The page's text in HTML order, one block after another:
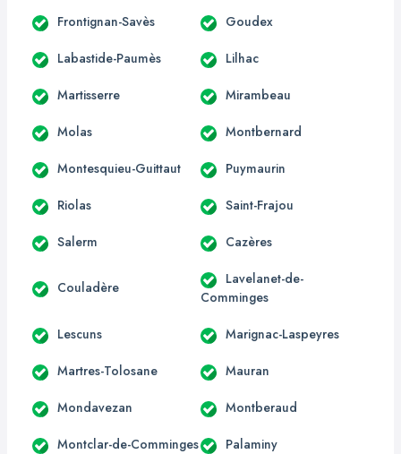
Frontignan-Savès Goudex
Labastide-Paumès Lilhac
Martisserre Mirambeau
Molas Montbernard
Montesquieu-Guittaut Puymaurin
Riolas Saint-Frajou
Salerm Cazères
Couladère
Lavelanet-de-
Comminges
Lescuns Marignac-Laspeyres
Martres-Tolosane Mauran
Mondavezan Montberaud
Montclar-de-Comminges Palaminy